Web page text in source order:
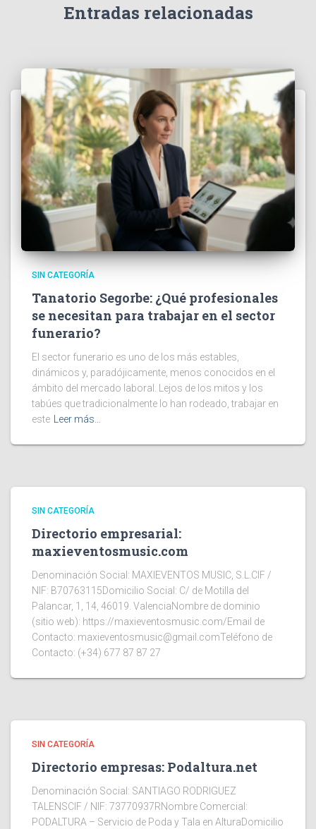
Entradas relacionadas
SIN CATEGORÍA
Tanatorio Segorbe: ¿Qué profesionales
se necesitan para trabajar en el sector
funerario?
El sector funerario es uno de los más estables,
dinámicos y, paradójicamente, menos conocidos en el
ámbito del mercado laboral. Lejos de los mitos y los
tabúes que tradicionalmente lo han rodeado, trabajar en
este
Leer más…
SIN CATEGORÍA
Directorio empresarial:
maxieventosmusic.com
Denominación Social: MAXIEVENTOS MUSIC, S.L.CIF /
NIF: B70763115Domicilio Social: C/ de Motilla del
Palancar, 1, 14, 46019. ValenciaNombre de dominio
(sitio web): https://maxieventosmusic.com/Email de
Contacto: maxieventosmusic@gmail.comTeléfono de
Contacto: (+34) 677 87 87 27
SIN CATEGORÍA
Directorio empresas: Podaltura.net
Denominación Social: SANTIAGO RODRIGUEZ
TALENSCIF / NIF: 73770937RNombre Comercial:
PODALTURA – Servicio de Poda y Tala en AlturaDomicilio